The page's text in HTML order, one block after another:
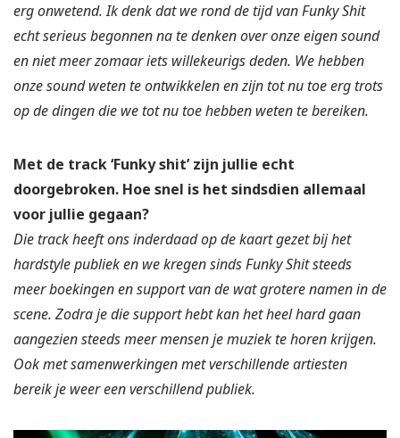
erg onwetend. Ik denk dat we rond de tijd van Funky Shit
echt serieus begonnen na te denken over onze eigen sound
en niet meer zomaar iets willekeurigs deden. We hebben
onze sound weten te ontwikkelen en zijn tot nu toe erg trots
op de dingen die we tot nu toe hebben weten te bereiken.
Met de track ‘Funky shit’ zijn jullie echt
doorgebroken. Hoe snel is het sindsdien allemaal
voor jullie gegaan?
Die track heeft ons inderdaad op de kaart gezet bij het
hardstyle publiek en we kregen sinds Funky Shit steeds
meer boekingen en support van de wat grotere namen in de
scene. Zodra je die support hebt kan het heel hard gaan
aangezien steeds meer mensen je muziek te horen krijgen.
Ook met samenwerkingen met verschillende artiesten
bereik je weer een verschillend publiek.